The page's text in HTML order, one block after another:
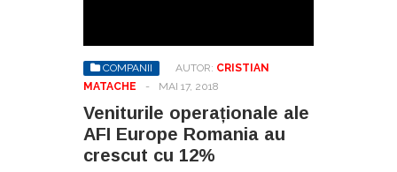
COMPANII AUTOR: CRISTIAN
MATACHE
- MAI 17, 2018
Veniturile operaționale ale
AFI Europe Romania au
crescut cu 12%